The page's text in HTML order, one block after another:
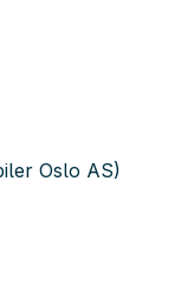
Oslo AS)